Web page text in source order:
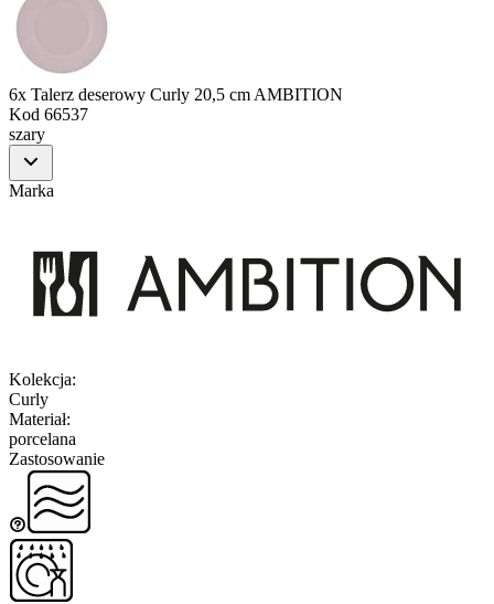
6x Talerz deserowy Curly 20,5 cm AMBITION
Kod 66537
szary
Marka
Kolekcja:
Curly
Materiał:
porcelana
Zastosowanie